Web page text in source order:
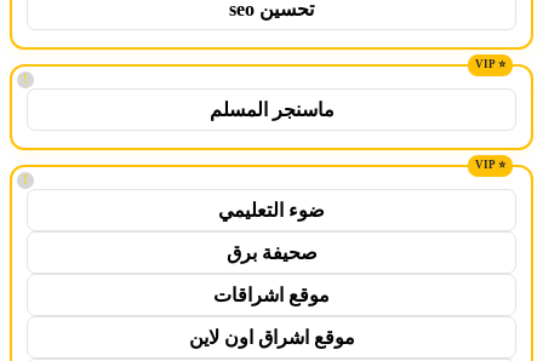
تحسين seo
!
ماسنجر المسلم
!
ضوء التعليمي
صحيفة برق
موقع اشراقات
موقع اشراق اون لاين